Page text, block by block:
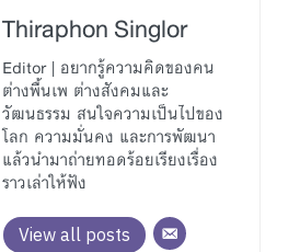
Thiraphon Singlor
Editor | อยากรู้ความคิดของคน
ต่างพื้นเพ ต่างสังคมและ
วัฒนธรรม สนใจความเป็นไปของ
โลก ความมั่นคง และการพัฒนา
แล้วนำมาถ่ายทอดร้อยเรียงเรื่อง
ราวเล่าให้ฟัง
View all posts